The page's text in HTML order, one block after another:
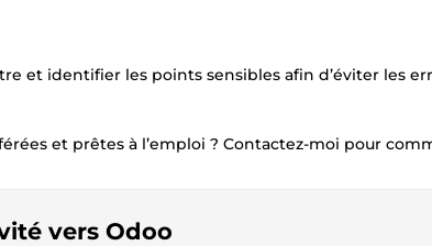
et identifier les points sensibles afin d’éviter les
et prêtes à l’emploi ? Contactez-moi pour
vers Odoo